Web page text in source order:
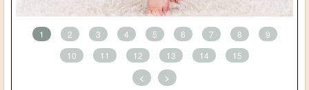
1 2 3 4 5 6 7 8
9
10
11 12 13 14 15
< >